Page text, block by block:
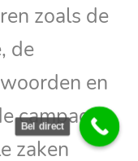
zoals de
de
en
campagne.
zaken
Bel direct